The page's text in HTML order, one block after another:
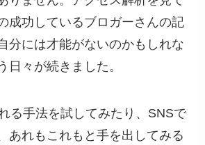
成功しているブロガーさんの記
分には才能がないのかもしれな
日々が続きました。
る手法を試してみたり、SNSで
あれもこれもと手を出してみる